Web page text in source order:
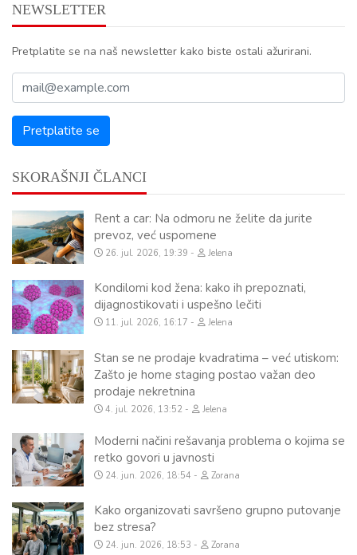
NEWSLETTER
Pretplatite se na naš newsletter kako biste ostali ažurirani.
SKORAŠNJI ČLANCI
Rent a car: Na odmoru ne želite da jurite
prevoz, već uspomene
26. jul. 2026, 19:39 Jelena
Kondilomi kod žena: kako ih prepoznati,
dijagnostikovati i uspešno lečiti
11. jul. 2026, 16:17 Jelena
Stan se ne prodaje kvadratima – već utiskom:
Zašto je home staging postao važan deo
prodaje nekretnina
4. jul. 2026, 13:52 Jelena
Moderni načini rešavanja problema o kojima se
retko govori u javnosti
24. jun. 2026, 18:54 Zorana
Kako organizovati savršeno grupno putovanje
bez stresa?
24. jun. 2026, 18:53 Zorana